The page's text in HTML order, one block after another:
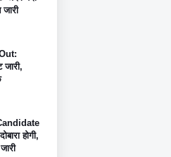
जारी,
होगी,